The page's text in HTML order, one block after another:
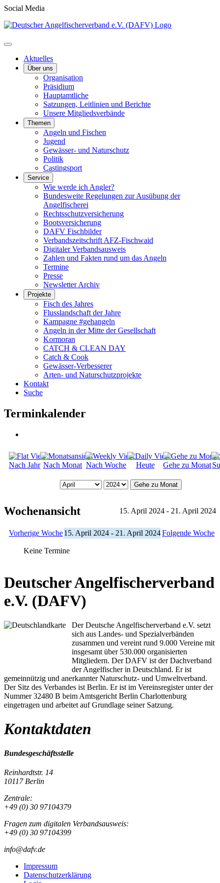
Social Media
Aktuelles
Über uns
Organisation
Präsidium
Hauptamtliche
Satzungen, Leitlinien und Berichte
Unsere Mitgliedsverbände
Themen
Angeln und Fischen
Jugend
Gewässer- und Naturschutz
Politik
Castingsport
Service
Wie werde ich Angler?
Bundesweite Regelungen zur Ausübung der
Angelfischerei
Rechtsschutzversicherung
Bootsversicherung
DAFV Fischbilder
Verbandszeitschrift AFZ-Fischwaid
Digitaler Verbandsausweis
Zahlen und Fakten rund um das Angeln
Termine
Presse
Newsletter Archiv
Projekte
Fisch des Jahres
Flusslandschaft der Jahre
Kampagne #gehangeln
Angeln in der Mitte der Gesellschaft
Kormoran
CATCH & CLEAN DAY
Catch & Cook
Gewässer-Verbesserer
Arten- und Naturschutzprojekte
Kontakt
Suche
Terminkalender
Nach Jahr Nach Monat Nach Woche Heute Gehe zu Monat
Gehe zu Monat
Wochenansicht 15. April 2024 - 21. April 2024
Vorherige Woche15. April 2024 - 21. April 2024Folgende Woche
Keine Termine
Deutscher Angelfischerverband
e.V. (DAFV)
Der Deutsche Angelfischerverband e.V. setzt
sich aus Landes- und Spezialverbänden
zusammen und vereint rund 9.000 Vereine mit
insgesamt über 530.000 organisierten
Mitgliedern. Der DAFV ist der Dachverband
der Angelfischer in Deutschland. Er ist
gemeinnützig und anerkannter Naturschutz- und Umweltverband.
Der Sitz des Verbandes ist Berlin. Er ist im Vereinsregister unter der
Nummer 32480 B beim Amtsgericht Berlin Charlottenburg
eingetragen und arbeitet auf Grundlage seiner Satzung.
Kontaktdaten
Bundesgeschäftsstelle
Reinhardtstr. 14
10117 Berlin
Zentrale:
+49 (0) 30 97104379
Fragen zum digitalen Verbandsausweis:
+49 (0) 30 97104399
info@dafv.de
Impressum
Datenschutzerklärung